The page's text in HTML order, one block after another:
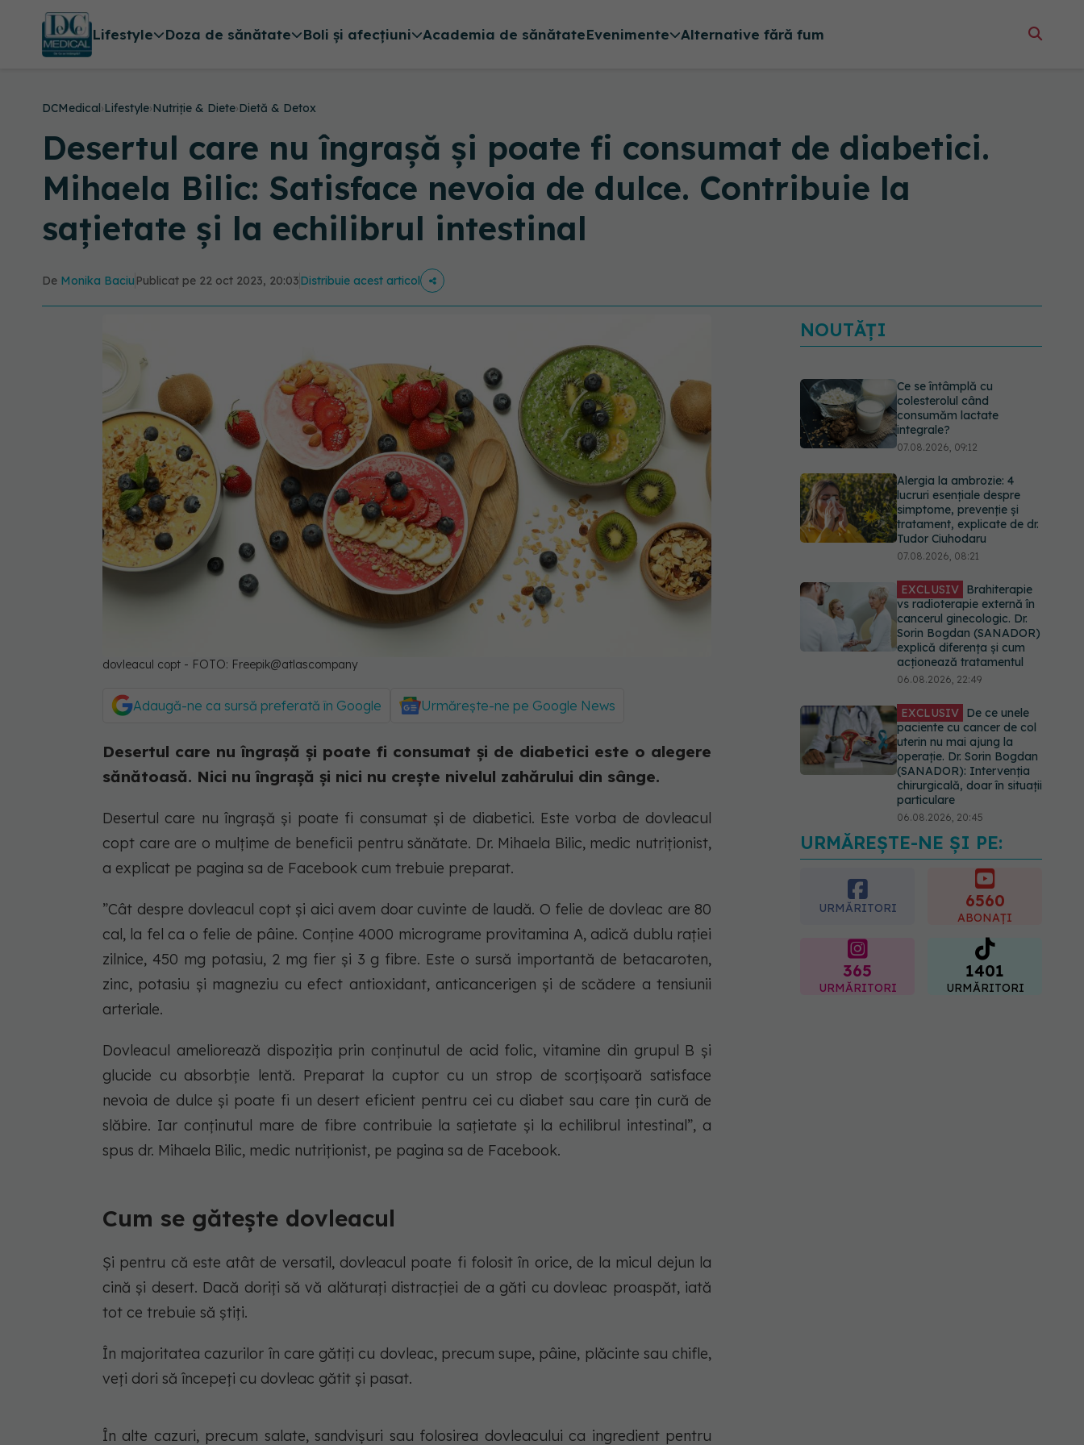
Lifestyle Doza de sănătate Boli și afecțiuni Academia de sănătateEvenimente Alternative fără fum
DCMedical›Lifestyle›Nutriție & Diete›Dietă & Detox
Desertul care nu îngrașă și poate fi consumat de diabetici.
Mihaela Bilic: Satisface nevoia de dulce. Contribuie la
sațietate și la echilibrul intestinal
De Monika Baciu Publicat pe 22 oct 2023, 20:03Distribuie acest articol
dovleacul copt - FOTO: Freepik@atlascompany
Adaugă-ne ca sursă preferată în Google Urmărește-ne pe Google News
Desertul care nu îngrașă și poate fi consumat și de diabetici este o alegere
sănătoasă. Nici nu îngrașă și nici nu crește nivelul zahărului din sânge.
Desertul care nu îngrașă și poate fi consumat și de diabetici. Este vorba de dovleacul
copt care are o mulțime de beneficii pentru sănătate. Dr. Mihaela Bilic, medic nutriționist,
a explicat pe pagina sa de Facebook cum trebuie preparat.
”Cât despre dovleacul copt și aici avem doar cuvinte de laudă. O felie de dovleac are 80
cal, la fel ca o felie de pâine. Conține 4000 micrograme provitamina A, adică dublu rației
zilnice, 450 mg potasiu, 2 mg fier și 3 g fibre. Este o sursă importantă de betacaroten,
zinc, potasiu și magneziu cu efect antioxidant, anticancerigen și de scădere a tensiunii
arteriale.
Dovleacul ameliorează dispoziția prin conținutul de acid folic, vitamine din grupul B și
glucide cu absorbție lentă. Preparat la cuptor cu un strop de scorțișoară satisface
nevoia de dulce și poate fi un desert eficient pentru cei cu diabet sau care țin cură de
slăbire. Iar conținutul mare de fibre contribuie la sațietate și la echilibrul intestinal”, a
spus dr. Mihaela Bilic, medic nutriționist, pe pagina sa de Facebook.
Cum se gătește dovleacul
Și pentru că este atât de versatil, dovleacul poate fi folosit în orice, de la micul dejun la
cină și desert. Dacă doriți să vă alăturați distracției de a găti cu dovleac proaspăt, iată
tot ce trebuie să știți.
În majoritatea cazurilor în care gătiți cu dovleac, precum supe, pâine, plăcinte sau chifle,
veți dori să începeți cu dovleac gătit și pasat.
În alte cazuri, precum salate, sandvișuri sau folosirea dovleacului ca ingredient pentru
NOUTĂȚI
Ce se întâmplă cu
colesterolul când
consumăm lactate
integrale?
07.08.2026, 09:12
Alergia la ambrozie: 4
lucruri esențiale despre
simptome, prevenție și
tratament, explicate de dr.
Tudor Ciuhodaru
07.08.2026, 08:21
EXCLUSIV Brahiterapie
vs radioterapie externă în
cancerul ginecologic. Dr.
Sorin Bogdan (SANADOR)
explică diferența și cum
acționează tratamentul
06.08.2026, 22:49
EXCLUSIV De ce unele
paciente cu cancer de col
uterin nu mai ajung la
operație. Dr. Sorin Bogdan
(SANADOR): Intervenția
chirurgicală, doar în situații
particulare
06.08.2026, 20:45
EXCLUSIV Ce grăbește
apariția ridurilor. Nu este
doar vârsta. Ce spun
07.08.2026, 10:02
URMĂREȘTE-NE ȘI PE:
URMĂRITORI 6560
ABONAȚI
365
URMĂRITORI
1401
URMĂRITORI